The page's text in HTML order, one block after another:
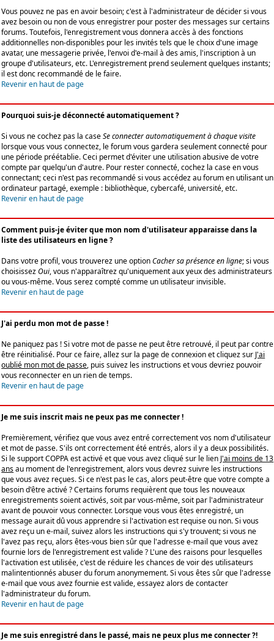
Vous pouvez ne pas en avoir besoin; c'est à l'administrateur de décider si vous
avez besoin ou non de vous enregistrer pour poster des messages sur certains
forums. Toutefois, l'enregistrement vous donnera accès à des fonctions
additionnelles non-disponibles pour les invités tels que le choix d'une image
avatar, une messagerie privée, l'envoi d'e-mail à des amis, l'inscription à un
groupe d'utilisateurs, etc. L'enregistrement prend seulement quelques instants;
il est donc recommandé de le faire.
Revenir en haut de page
Pourquoi suis-je déconnecté automatiquement ?
Si vous ne cochez pas la caseSe connecter automatiquement à chaque visite
lorsque vous vous connectez, le forum vous gardera seulement connecté pour
une période préétablie. Ceci permet d'éviter une utilisation abusive de votre
compte par quelqu'un d'autre. Pour rester connecté, cochez la case en vous
connectant; ceci n'est pas recommandé si vous accédez au forum en utilisant un
ordinateur partagé, exemple : bibliothèque, cybercafé, université, etc.
Revenir en haut de page
Comment puis-je éviter que mon nom d'utilisateur apparaisse dans la
liste des utilisateurs en ligne ?
Dans votre profil, vous trouverez une optionCacher sa présence en ligne; si vous
choisissezOui, vous n'apparaîtrez qu'uniquement aux yeux des administrateurs
ou vous-même. Vous serez compté comme un utilisateur invisible.
Revenir en haut de page
J'ai perdu mon mot de passe !
Ne paniquez pas ! Si votre mot de passe ne peut être retrouvé, il peut par contre
être réinitialisé. Pour ce faire, allez sur la page de connexion et cliquez sur J'ai
oublié mon mot de passe, puis suivez les instructions et vous devriez pouvoir
vous reconnecter en un rien de temps.
Revenir en haut de page
Je me suis inscrit mais ne peux pas me connecter !
Premièrement, vérifiez que vous avez entré correctement vos nom d'utilisateur
et mot de passe. S'ils ont correctement été entrés, alors il y a deux possibilités.
Si le support COPPA est activé et que vous avez cliqué sur le lien J'ai moins de 13
ansau moment de l'enregistrement, alors vous devrez suivre les instructions
que vous avez reçues. Si ce n'est pas le cas, alors peut-être que votre compte a
besoin d'être activé ? Certains forums requièrent que tous les nouveaux
enregistrements soient activés, soit par vous-même, soit par l'administrateur
avant de pouvoir vous connecter. Lorsque vous vous êtes enregistré, un
message aurait dû vous apprendre si l'activation est requise ou non. Si vous
avez reçu un e-mail, suivez alors les instructions qui s'y trouvent; si vous ne
l'avez pas reçu, alors êtes-vous bien sûr que l'adresse e-mail que vous avez
fournie lors de l'enregistrement est valide ? L'une des raisons pour lesquelles
l'activation est utilisée, c'est de réduire les chances de voir des utilisateurs
malintentionnés abuser du forum anonymement. Si vous êtes sûr que l'adresse
e-mail que vous avez fournie est valide, essayez alors de contacter
l'administrateur du forum.
Revenir en haut de page
Je me suis enregistré dans le passé, mais ne peux plus me connecter ?!